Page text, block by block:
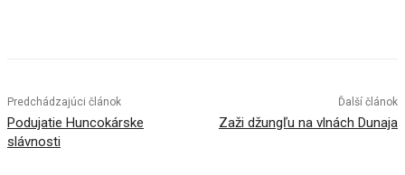
Predchádzajúci článok
Podujatie Huncokárske
slávnosti
Ďalší článok
Zaži džungľu na vlnách Dunaja